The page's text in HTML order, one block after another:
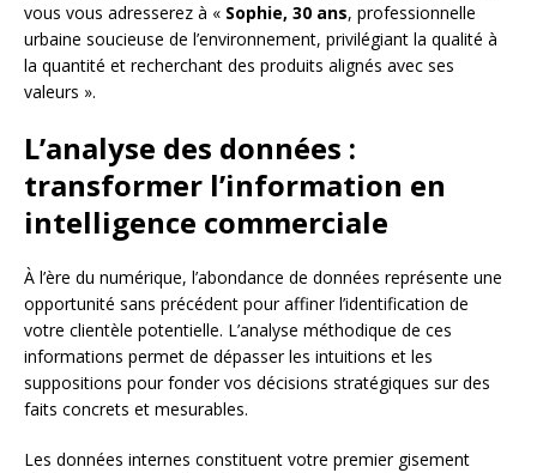
vous vous adresserez à « Sophie, 30 ans, professionnelle
urbaine soucieuse de l’environnement, privilégiant la qualité à
la quantité et recherchant des produits alignés avec ses
valeurs ».
L’analyse des données :
transformer l’information en
intelligence commerciale
À l’ère du numérique, l’abondance de données représente une
opportunité sans précédent pour affiner l’identification de
votre clientèle potentielle. L’analyse méthodique de ces
informations permet de dépasser les intuitions et les
suppositions pour fonder vos décisions stratégiques sur des
faits concrets et mesurables.
Les données internes constituent votre premier gisement